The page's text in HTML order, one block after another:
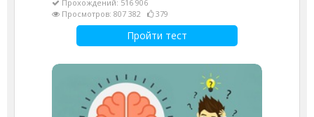
Прохождений: 516 906
Просмотров: 807 382
379
Пройти тест